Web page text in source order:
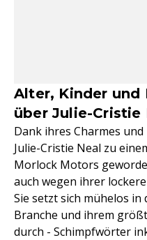
Alter, Kinder und
über Julie-Cristie
Dank ihres Charmes
Julie-Cristie Neal zu
Morlock Motors
auch wegen ihrer
Sie setzt sich mühelos
Branche und ihrem
durch - Schimpfwörter